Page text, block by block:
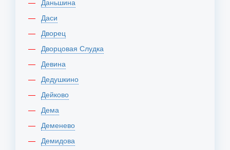
Даньшина
Даси
Дворец
Дворцовая Слудка
Девина
Дедушкино
Дейково
Дема
Деменево
Демидова